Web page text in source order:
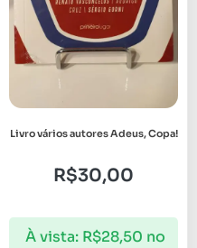
Livro vários autores Adeus, Copa!
R$30,00
À vista: R$28,50 no